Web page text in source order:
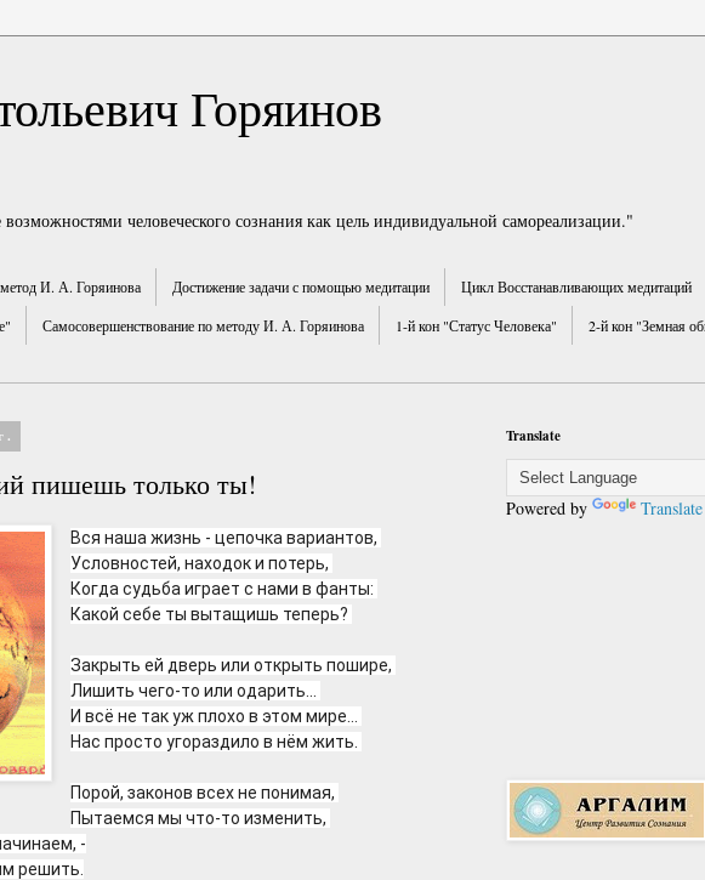
Горяинов
возможностями человеческого сознания как цель индивидуальной самореализации."
И. А. Горяинова Достижение задачи с помощью медитации
Цикл Восстанавливающих медитаций
Самосовершенствование по методу И. А. Горяинова 1-й кон "Статус Человека"
2-й кон "Земная
пишешь только ты!
Вся наша жизнь - цепочка вариантов,
Условностей, находок и потерь,
Когда судьба играет с нами в фанты:
Какой себе ты вытащишь теперь?
Закрыть ей дверь или открыть пошире,
Лишить чего-то или одарить...
И всё не так уж плохо в этом мире...
Нас просто угораздило в нём жить.
Порой, законов всех не понимая,
Пытаемся мы что-то изменить,
-
решить.
Translate
Powered by Translate